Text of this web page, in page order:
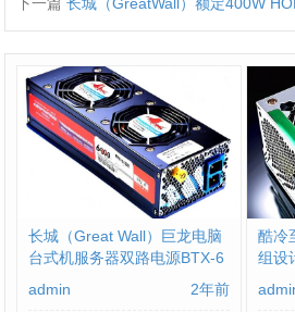
长城（Great Wall）巨龙电脑
台式机服务器双路电源BTX-6
00SP额定500W：强大稳定的
admin 2年前
酷冷
组设